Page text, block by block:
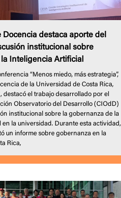
destaca aporte del
institucional sobre
Inteligencia Artificial
“Menos miedo, más estrategia”,
de la Universidad de Costa Rica,
destacó el trabajo desarrollado por el
Observatorio del Desarrollo (CIOdD)
institucional sobre la gobernanza de la
la universidad. Durante esta actividad,
un informe sobre gobernanza en la
Rica,